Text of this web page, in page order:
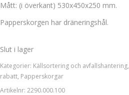
Mått: (i överkant) 530x450x250 mm.
Papperskorgen har dräneringshål.
Slut i lager
Kategorier: Källsortering och avfallshantering,
rabatt, Papperskorgar
Artikelnr: 2290.000.100